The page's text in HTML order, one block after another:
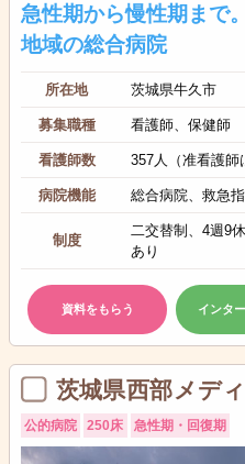
急性期から慢性期まで
地域の総合病院
所在地 茨城県牛久市
募集職種 看護師、保健師
看護師数 357人（准看護師
病院機能 総合病院、救急
制度
二交替制、4週9
あり
資料をもらう インタ
茨城県西部メデ
公的病院 250床 急性期・回復期